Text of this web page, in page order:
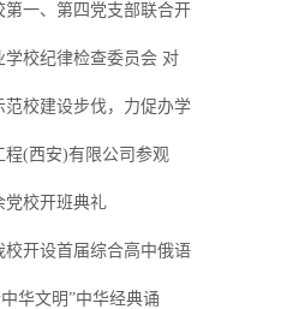
第一、第四党支部联合开
校纪律检查委员会 对
校建设步伐，力促办学
(西安)有限公司参观
党校开班典礼
开设首届综合高中俄语
华文明”中华经典诵